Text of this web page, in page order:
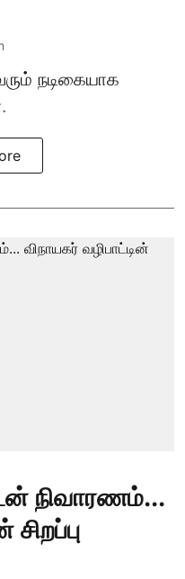
நடிகையாக
நிவாரணம்...